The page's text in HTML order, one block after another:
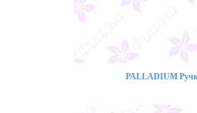
PALLADIUM